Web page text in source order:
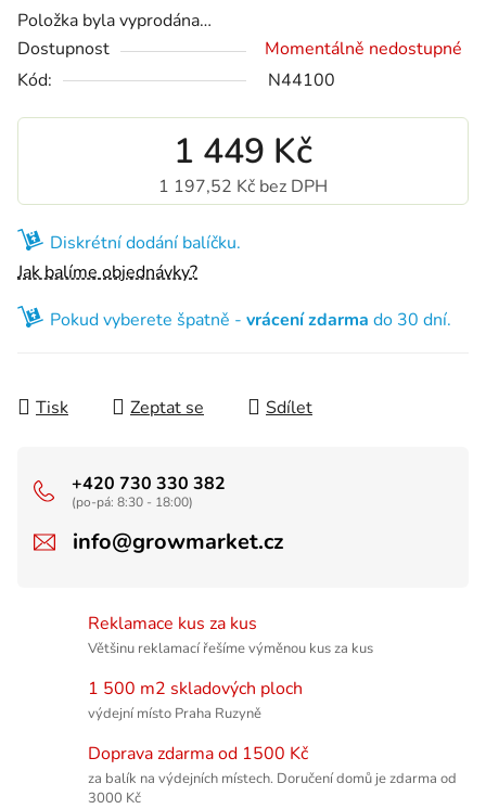
Položka byla vyprodána…
Dostupnost
Momentálně nedostupné
Kód:
N44100
1 449 Kč
1 197,52 Kč bez DPH
Diskrétní dodání balíčku.
Jak balíme objednávky?
Pokud vyberete špatně - vrácení zdarma do 30 dní.
Tisk Zeptat se Sdílet
+420 730 330 382
(po-pá: 8:30 - 18:00)
info@growmarket.cz
Reklamace kus za kus
Většinu reklamací řešíme výměnou kus za kus
1 500 m2 skladových ploch
výdejní místo Praha Ruzyně
Doprava zdarma od 1500 Kč
za balík na výdejních místech. Doručení domů je zdarma od
3000 Kč